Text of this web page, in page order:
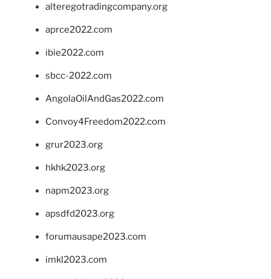
alteregotradingcompany.org
aprce2022.com
ibie2022.com
sbcc-2022.com
AngolaOilAndGas2022.com
Convoy4Freedom2022.com
grur2023.org
hkhk2023.org
napm2023.org
apsdfd2023.org
forumausape2023.com
imkl2023.com